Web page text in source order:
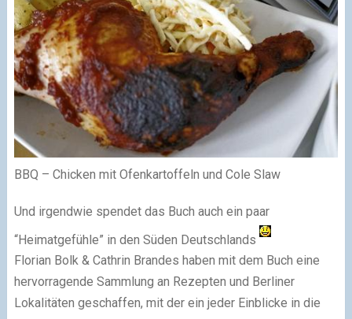
BBQ – Chicken mit Ofenkartoffeln und Cole Slaw
Und irgendwie spendet das Buch auch ein paar
“Heimatgefühle” in den Süden Deutschlands
Florian Bolk & Cathrin Brandes haben mit dem Buch eine
hervorragende Sammlung an Rezepten und Berliner
Lokalitäten geschaffen, mit der ein jeder Einblicke in die